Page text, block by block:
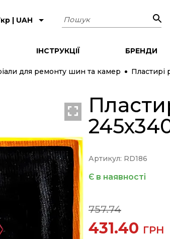
| UAH Пошук
ІНСТРУКЦІЇ БРЕНДИ
для ремонту шин та камер Пластирі
Артикул: RD186
Є в наявності
757.74
431.40 ГРН